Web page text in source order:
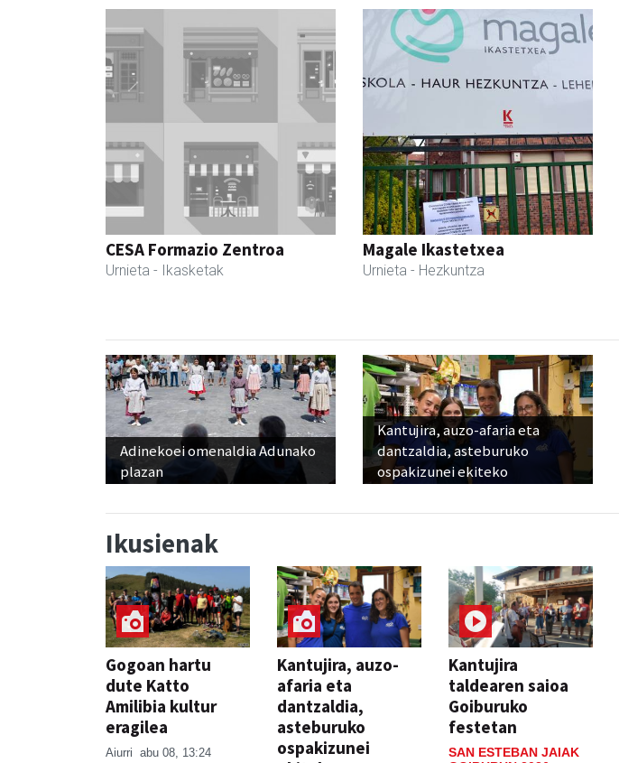
CESA Formazio Zentroa
Urnieta - Ikasketak
Magale Ikastetxea
Urnieta - Hezkuntza
Adinekoei omenaldia Adunako
plazan
Kantujira, auzo-afaria eta
dantzaldia, asteburuko
ospakizunei ekiteko
Ikusienak
Gogoan hartu
dute Katto
Amilibia kultur
eragilea
Aiurri abu 08, 13:24
Kantujira, auzo-
afaria eta
dantzaldia,
asteburuko
ospakizunei
Kantujira
taldearen saioa
Goiburuko
festetan
SAN ESTEBAN JAIAK